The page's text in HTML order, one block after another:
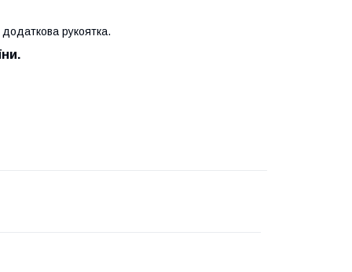
рукоятка.